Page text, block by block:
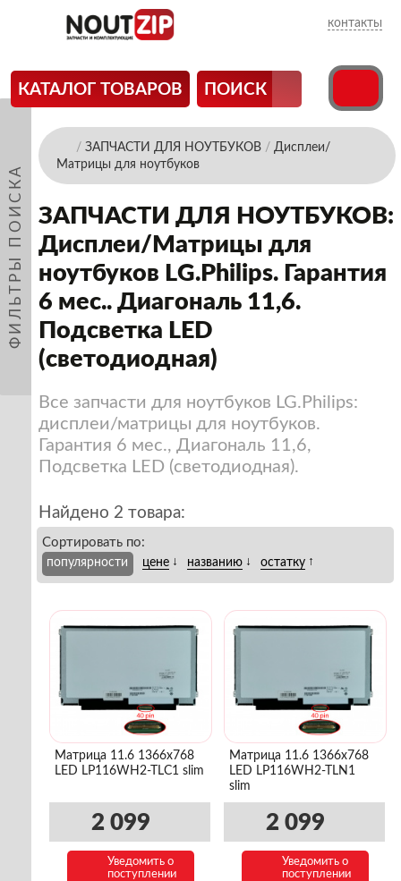
контакты
КАТАЛОГ ТОВАРОВ ПОИСК
ФИЛЬТРЫ ПОИСКА
/ ЗАПЧАСТИ ДЛЯ НОУТБУКОВ / Дисплеи/
Матрицы для ноутбуков
ЗАПЧАСТИ ДЛЯ НОУТБУКОВ:
Дисплеи/Матрицы для
ноутбуков LG.Philips. Гарантия
6 мес.. Диагональ 11,6.
Подсветка LED
(светодиодная)
Все запчасти для ноутбуков LG.Philips:
дисплеи/матрицы для ноутбуков.
Гарантия 6 мес., Диагональ 11,6,
Подсветка LED (светодиодная).
Найдено 2 товара:
Сортировать по:
популярности цене ↓ названию ↓ остатку ↑
Матрица 11.6 1366x768
LED LP116WH2-TLC1 slim
2 099
Уведомить о
поступлении
Матрица 11.6 1366x768
LED LP116WH2-TLN1
slim
2 099
Уведомить о
поступлении